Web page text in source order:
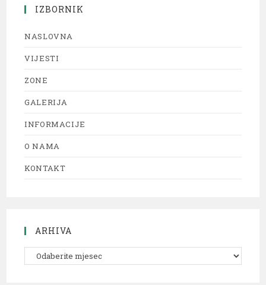
IZBORNIK
NASLOVNA
VIJESTI
ZONE
GALERIJA
INFORMACIJE
O NAMA
KONTAKT
ARHIVA